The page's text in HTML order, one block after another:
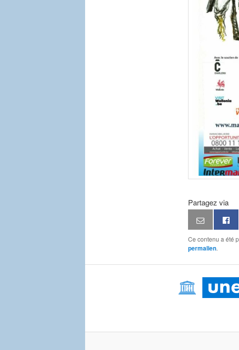
Partagez via
Ce contenu a été
permalien.